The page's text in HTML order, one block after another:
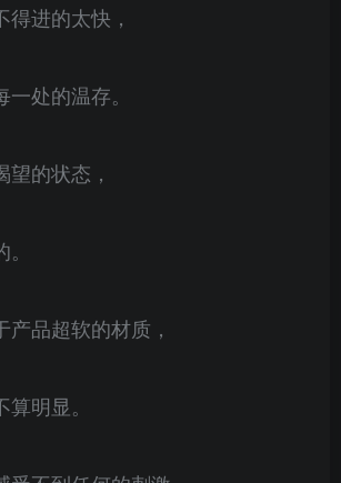
进的太快，
处的温存。
的状态，
品超软的材质，
明显。